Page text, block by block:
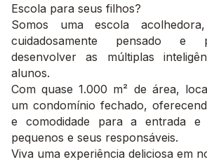
Escola para seus filhos?
Somos uma escola
cuidadosamente pensado e
desenvolver as múltiplas
alunos.
Com quase 1.000 m² de área,
um condomínio fechado,
e comodidade para a entrada e
pequenos e seus responsáveis.
Viva uma experiência deliciosa em